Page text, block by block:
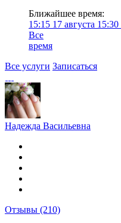
Ближайшее время:
15:15 17 августа 15:30
Все
время
Все услуги Записаться
Надежда Васильевна
Отзывы (210)